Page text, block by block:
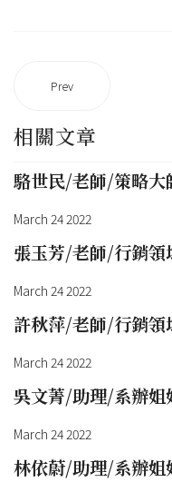
Prev
相關文章
駱世民/老師/策略大
March 24 2022
張玉芳/老師/行銷領
March 24 2022
許秋萍/老師/行銷領
March 24 2022
吳文菁/助理/系辦姐
March 24 2022
林依蔚/助理/系辦姐